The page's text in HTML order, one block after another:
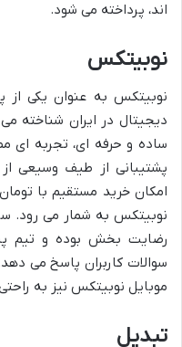
اند، پرداخته می شود.
نوبیتکس
نوبیتکس به عنوان یکی از
دیجیتال در ایران شناخته
ساده و حرفه ای، تجربه ای
پشتیبانی از طیف وسیعی از
امکان خرید مستقیم با
نوبیتکس به شمار می رود.
رضایت بخش بوده و تیم
سوالات کاربران پاسخ می
موبایل نوبیتکس نیز به
تبدیل